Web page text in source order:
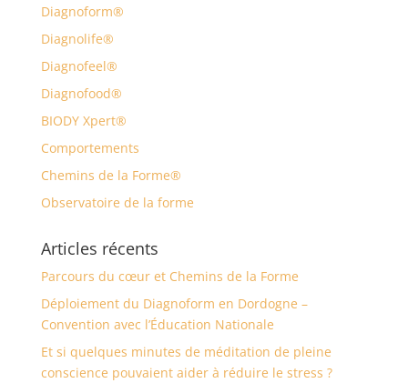
Diagnoform®
Diagnolife®
Diagnofeel®
Diagnofood®
BIODY Xpert®
Comportements
Chemins de la Forme®
Observatoire de la forme
Articles récents
Parcours du cœur et Chemins de la Forme
Déploiement du Diagnoform en Dordogne –
Convention avec l’Éducation Nationale
Et si quelques minutes de méditation de pleine
conscience pouvaient aider à réduire le stress ?